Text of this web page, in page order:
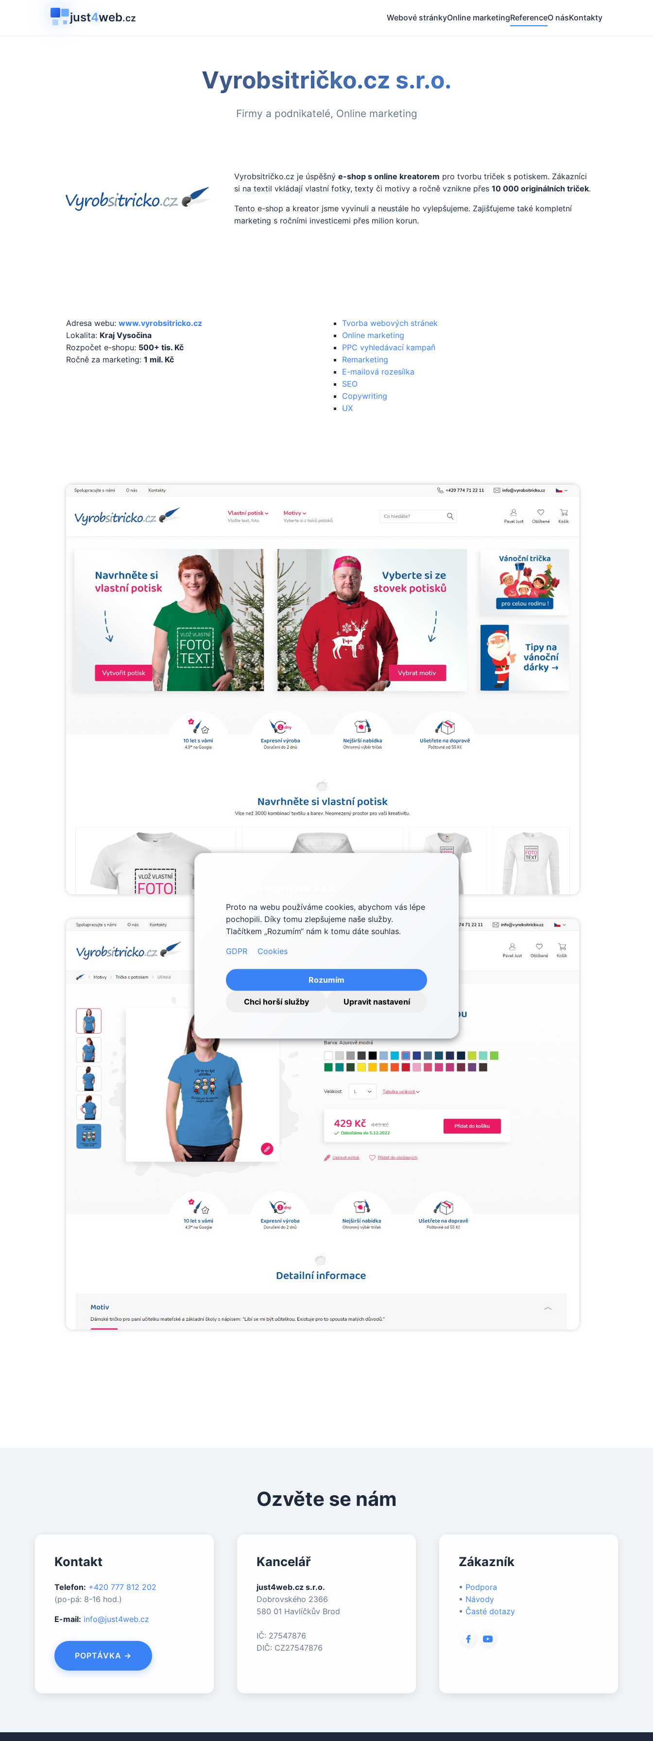
just4web.cz Webové stránkyOnline marketingReferenceO násKontakty
Vyrobsitričko.cz s.r.o.
Firmy a podnikatelé, Online marketing
Vyrobsitričko.cz je úspěšnýe-shop s online kreatorem pro tvorbu triček s potiskem. Zákazníci
si na textil vkládají vlastní fotky, texty či motivy a ročně vznikne přes10 000 originálních triček.
Tento e-shop a kreator jsme vyvinuli a neustále ho vylepšujeme. Zajišťujeme také kompletní
marketing s ročními investicemi přes milion korun.
Adresa webu: www.vyrobsitricko.cz
Lokalita: Kraj Vysočina
Rozpočet e-shopu: 500+ tis. Kč
Ročně za marketing: 1 mil. Kč
Tvorba webových stránek
Online marketing
PPC vyhledávací kampaň
Remarketing
E-mailová rozesílka
SEO
Copywriting
UX
Ozvěte se nám
Kontakt
Telefon: +420 777 812 202
(po-pá: 8-16 hod.)
E-mail: info@just4web.cz
POPTÁVKA →
Kancelář
just4web.cz s.r.o.
Dobrovského 2366
580 01 Havlíčkův Brod
IČ: 27547876
DIČ: CZ27547876
Zákazník
• Podpora
• Návody
• Časté dotazy
Proto na webu používáme cookies, abychom vás lépe
pochopili. Díky tomu zlepšujeme naše služby.
Tlačítkem „Rozumím“ nám k tomu dáte souhlas.
GDPR Cookies
Rozumím
Chci horší služby Upravit nastavení